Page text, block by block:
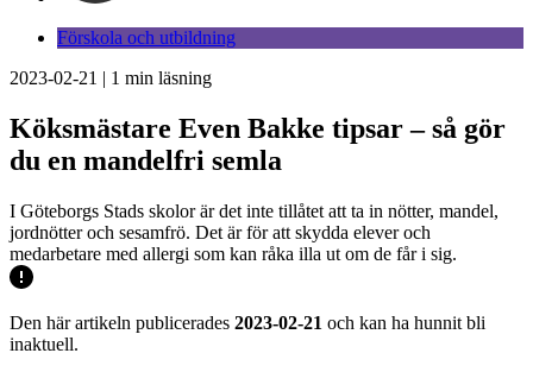
Förskola och utbildning
2023-02-21 | 1 min läsning
Köksmästare Even Bakke tipsar – så gör
du en mandelfri semla
I Göteborgs Stads skolor är det inte tillåtet att ta in nötter, mandel,
jordnötter och sesamfrö. Det är för att skydda elever och
medarbetare med allergi som kan råka illa ut om de får i sig.
Den här artikeln publicerades 2023-02-21 och kan ha hunnit bli
inaktuell.